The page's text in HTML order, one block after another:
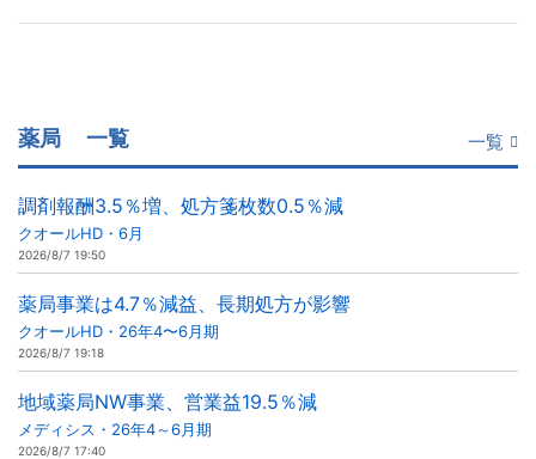
薬局 一覧 一覧
調剤報酬3.5％増、処方箋枚数0.5％減
クオールHD・6月
2026/8/7 19:50
薬局事業は4.7％減益、長期処方が影響
クオールHD・26年4〜6月期
2026/8/7 19:18
地域薬局NW事業、営業益19.5％減
メディシス・26年4～6月期
2026/8/7 17:40